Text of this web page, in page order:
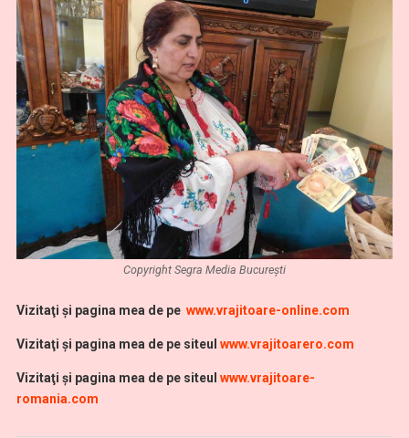
Copyright Segra Media București
Vizitaţi şi pagina mea de pe www.vrajitoare-online.com
Vizitaţi şi pagina mea de pe siteul www.vrajitoarero.com
Vizitaţi şi pagina mea de pe siteul www.vrajitoare-
romania.com